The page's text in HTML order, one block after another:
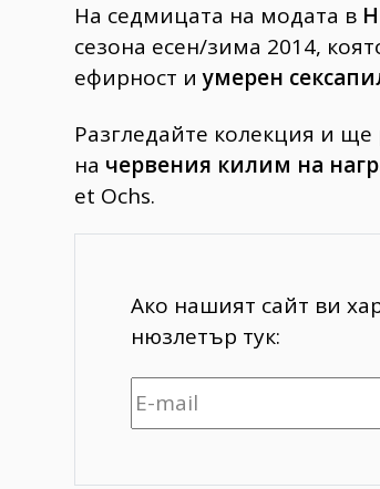
На седмицата на модата в
сезона есен/зима 2014,
ефирност иумерен
Разгледайте колекция и
на червения килим на
et Ochs.
Ако нашият сайт ви
нюзлетър тук: